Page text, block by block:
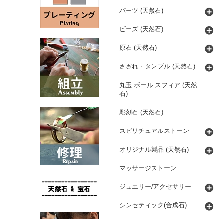
パーツ (天然石)
ビーズ (天然石)
原石 (天然石)
さざれ・タンブル (天然石)
丸玉 ボール スフィア (天然
石)
彫刻石 (天然石)
スピリチュアルストーン
オリジナル製品 (天然石)
マッサージストーン
ジュエリー/アクセサリー
シンセティック(合成石)